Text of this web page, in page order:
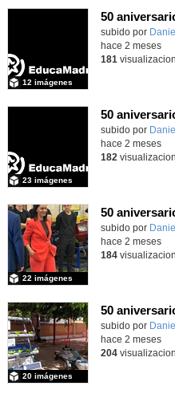
50
subido por
12 imágenes
hace 2 meses
181
50
subido por
23 imágenes
hace 2 meses
182
50
subido por
22 imágenes
hace 2 meses
184
50
subido por
20 imágenes
hace 2 meses
204